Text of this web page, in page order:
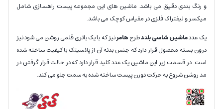
و رنگ بندی دقیق می باشد. ماشین های این مجموعه پیست راهسازی شامل
میکسر و لیفتراک فلزی در مقیاس کوچک می باشد.
یک عددماشین شاسی بلندطرحهامرنیز که با یک باتری قلمی روشن می شود نیز
درون بسته محصول قرار دارد که جنس بدنه آن از پلاسیتک با کیفیت ساخته شده
است. در قسمت زیر این ماشین یک عدد کلید قرار دارد که در حالت قرار گرفتن در
مد روشن شروع به حرکت دورن پیست ساخته شده به سمت جلو می کند.